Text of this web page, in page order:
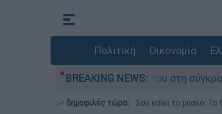
Πολιτική Οικονομία
BREAKING NEWS:
Δαμίγο που έχασε τη ζωή του στη σύγκρουση
δημοφιλές τώρα: Σου καίει το μυαλό: